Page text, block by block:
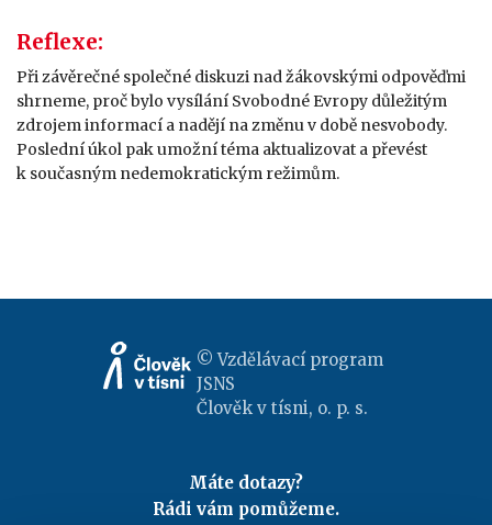
Reflexe:
Při závěrečné společné diskuzi nad žákovskými odpověďmi
shrneme, proč bylo vysílání Svobodné Evropy důležitým
zdrojem informací a nadějí na změnu v době nesvobody.
Poslední úkol pak umožní téma aktualizovat a převést
k současným nedemokratickým režimům.
© Vzdělávací program
JSNS
Člověk v tísni, o. p. s.
Máte dotazy?
Rádi vám pomůžeme.